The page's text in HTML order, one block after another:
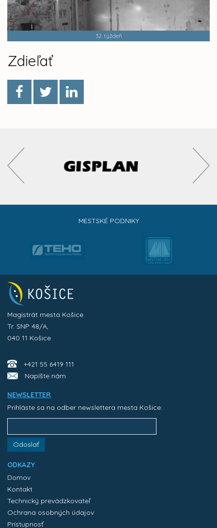
32. týždeň
Zdieľať
MESTSKÉ PODNIKY
Magistrát mesta Košice
Tr. SNP 48/A,
040 11 Košice
+421 55 6419 111
Napíšte nám
NEWSLETTER
Prihláste sa na odber newslettera mesta Košice:
Odoslať
ODKAZY
Domov
Kontakt
Technický prevádzkovateľ
Ochrana osobných údajov
Prístupnosť